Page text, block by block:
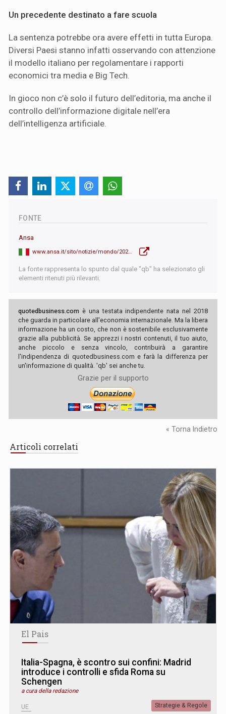
Un precedente destinato a fare scuola
La sentenza potrebbe ora avere effetti in tutta Europa.
Diversi Paesi stanno infatti osservando con attenzione
il modello italiano per regolamentare i rapporti
economici tra media e Big Tech.
In gioco non c’è solo il futuro dell’editoria, ma anche il
controllo dell’informazione digitale nell’era
dell’intelligenza artificiale.
FONTE
Ansa
www.ansa.it/sito/notizie/mondo/2026/05/12/meta-deve-pagare-gli-editori-la-corte-ue-da-ragione-allitalia_dd4ab9af-f947-4975-8c4b-829cd77bea87.html
La fonte rappresenta lo spunto dal quale "qb" ha selezionato gli
elementi ritenuti più rilevanti.
quotedbusiness.com è una testata indipendente nata nel 2018
che guarda in particolare all'economia internazionale. Ma la libera
informazione ha un costo, che non è sostenibile esclusivamente
grazie alla pubblicità. Se apprezzi i nostri contenuti, il tuo aiuto,
anche piccolo e senza vincolo, contribuirà a garantire
l'indipendenza di quotedbusiness.com e farà la differenza per
un'informazione di qualità. 'qb' sei anche tu.
Grazie per il supporto
« Torna Indietro
Articoli correlati
El Pais
Italia-Spagna, è scontro sui confini: Madrid
introduce i controlli e sfida Roma su
Schengen
a cura della redazione
UE Strategie & Regole